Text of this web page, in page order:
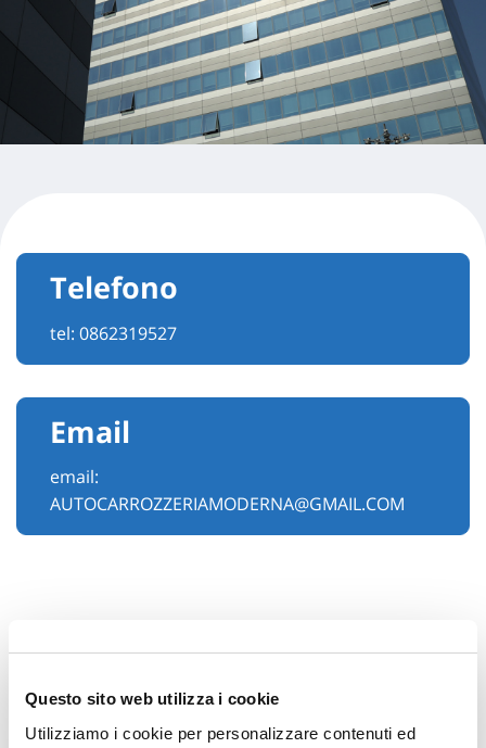
Questo sito web utilizza i cookie
Utilizziamo i cookie per personalizzare contenuti ed
Telefono
tel: 0862319527
Email
email:
AUTOCARROZZERIAMODERNA@GMAIL.COM